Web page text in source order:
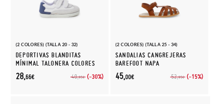
(2 COLORES) (TALLA 20 - 32)
DEPORTIVAS BLANDITAS
MÍNIMAL TALONERA COLORES
40,95€ (-30%)
28,66€
(2 COLORES) (TALLA 25 - 34)
SANDALIAS CANGREJERAS
BAREFOOT NAPA
52,95€ (-15%)
45,00€